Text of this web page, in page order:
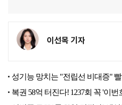
이선목 기자